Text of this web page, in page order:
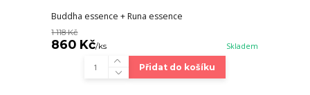
Buddha essence + Runa essence
1 118 Kč
860 Kč/ks Skladem
Přidat do košíku